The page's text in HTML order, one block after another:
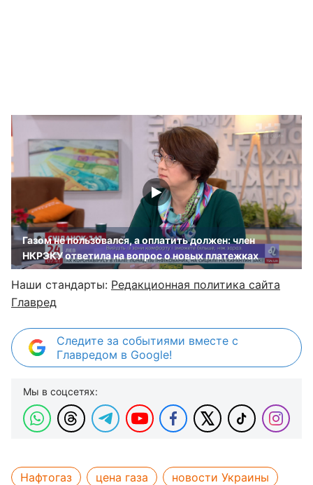
Газом не пользовался, а оплатить должен: член
НКРЭКУ ответила на вопрос о новых платежках
Наши стандарты: Редакционная политика сайта
Главред
Следите за событиями вместе с
Главредом в Google!
Мы в соцсетях:
Нафтогаз цена газа новости Украины